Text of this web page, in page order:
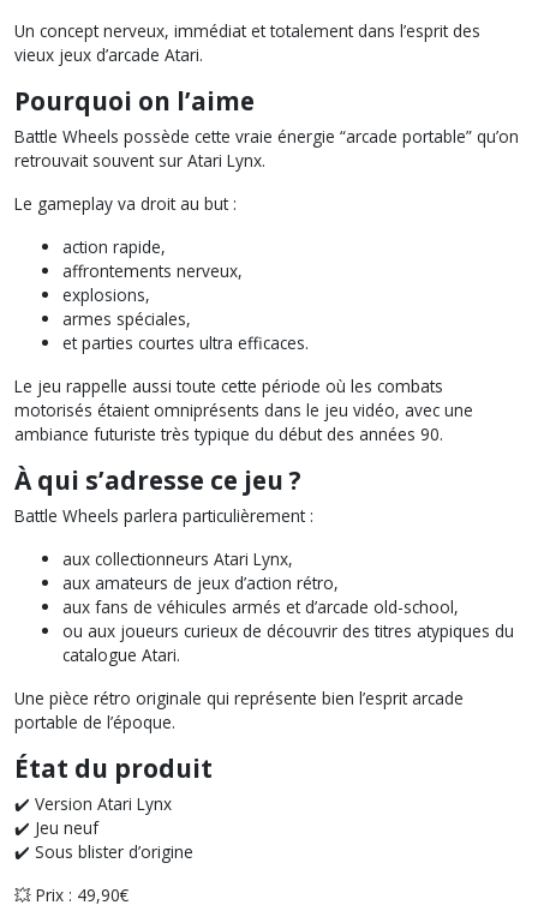
Un concept nerveux, immédiat et totalement dans l’esprit des
vieux jeux d’arcade Atari.
Pourquoi on l’aime
Battle Wheels possède cette vraie énergie “arcade portable” qu’on
retrouvait souvent sur Atari Lynx.
Le gameplay va droit au but :
action rapide,
affrontements nerveux,
explosions,
armes spéciales,
et parties courtes ultra efficaces.
Le jeu rappelle aussi toute cette période où les combats
motorisés étaient omniprésents dans le jeu vidéo, avec une
ambiance futuriste très typique du début des années 90.
À qui s’adresse ce jeu ?
Battle Wheels parlera particulièrement :
aux collectionneurs Atari Lynx,
aux amateurs de jeux d’action rétro,
aux fans de véhicules armés et d’arcade old-school,
ou aux joueurs curieux de découvrir des titres atypiques du
catalogue Atari.
Une pièce rétro originale qui représente bien l’esprit arcade
portable de l’époque.
État du produit
✔️ Version Atari Lynx
✔️ Jeu neuf
✔️ Sous blister d’origine
💥 Prix : 49,90€